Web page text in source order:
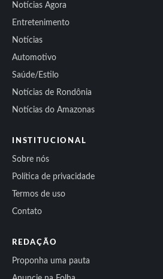
Notícias Agora
Entretenimento
Notícias
Automotivo
Saúde/Estilo
Notícias de Rondônia
Notícias do Amazonas
INSTITUCIONAL
Sobre nós
Política de privacidade
Termos de uso
Contato
REDAÇÃO
Proponha uma pauta